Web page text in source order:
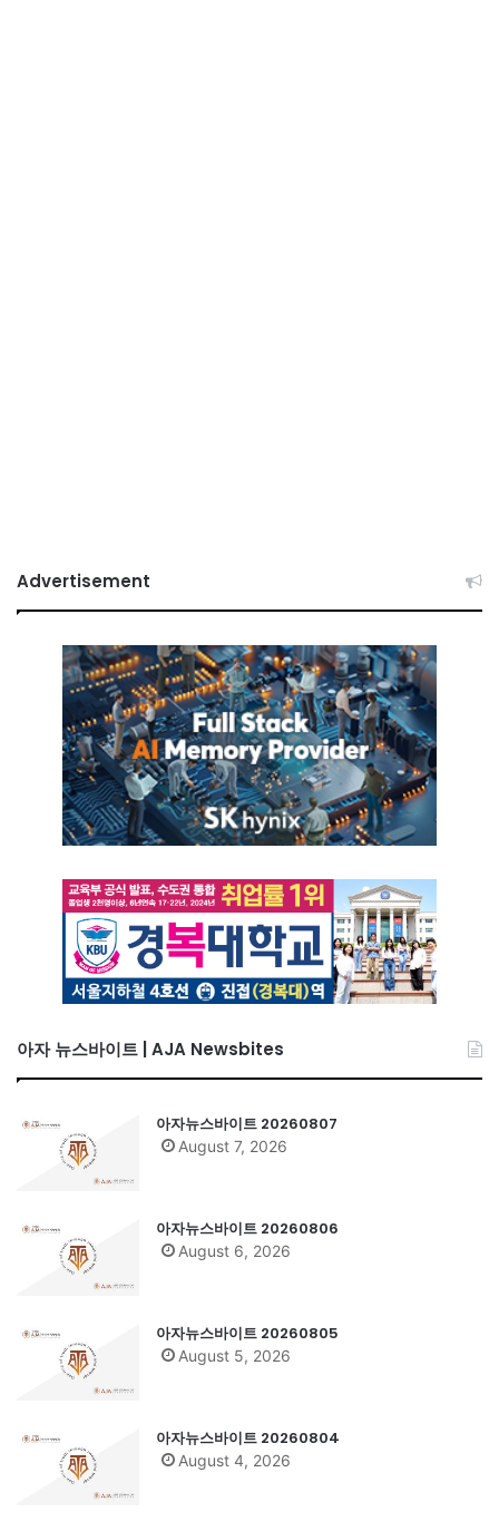
Advertisement
아자 뉴스바이트 | AJA Newsbites
아자뉴스바이트 20260807
August 7, 2026
아자뉴스바이트 20260806
August 6, 2026
아자뉴스바이트 20260805
August 5, 2026
아자뉴스바이트 20260804
August 4, 2026